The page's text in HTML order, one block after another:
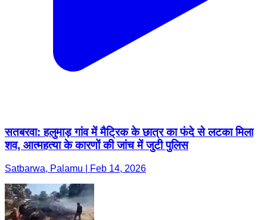
सतबरवा: हलुमाड़ गांव में मैट्रिक के छात्र का फंदे से लटका मिला
शव, आत्महत्या के कारणों की जांच में जुटी पुलिस
Satbarwa, Palamu | Feb 14, 2026